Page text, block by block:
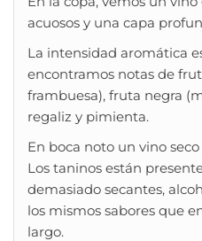
acuosos y una capa
La intensidad aromática
encontramos notas de
frambuesa), fruta negra
regaliz y pimienta.
En boca noto un vino
Los taninos están
demasiado secantes,
los mismos sabores que
largo.